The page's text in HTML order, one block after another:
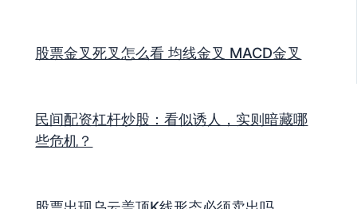
股票金叉死叉怎么看 均线金叉 MACD金叉
民间配资杠杆炒股：看似诱人，实则暗藏哪
些危机？